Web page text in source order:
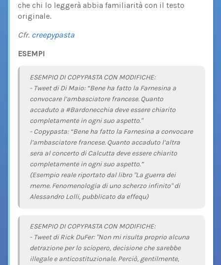
che chi lo leggerà abbia familiarità con il testo
originale.
Cfr. creepypasta
ESEMPI
ESEMPIO DI COPYPASTA CON MODIFICHE:
- Tweet di Di Maio: “Bene ha fatto la Farnesina a
convocare l’ambasciatore francese. Quanto
accaduto a #Bardonecchia deve essere chiarito
completamente in ogni suo aspetto."
- Copypasta: “Bene ha fatto la Farnesina a convocare
l’ambasciatore francese. Quanto accaduto l’altra
sera al concerto di Calcutta deve essere chiarito
completamente in ogni suo aspetto.”
(Esempio reale riportato dal libro "La guerra dei
meme. Fenomenologia di uno scherzo infinito" di
Alessandro Lolli, pubblicato da effequ)
ESEMPIO DI COPYPASTA CON MODIFICHE:
- Tweet di Rick DuFer: "Non mi risulta proprio alcuna
detrazione per lo sciopero, decisione che sarebbe
illegale e anticostituzionale. Perciò, gentilmente,